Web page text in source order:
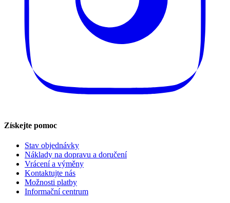
Získejte pomoc
Stav objednávky
Náklady na dopravu a doručení
Vrácení a výměny
Kontaktujte nás
Možnosti platby
Informační centrum